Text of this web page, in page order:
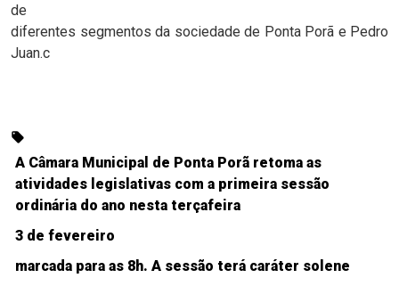
de
diferentes segmentos da sociedade de Ponta Porã e Pedro
Juan.c
A Câmara Municipal de Ponta Porã retoma as
atividades legislativas com a primeira sessão
ordinária do ano nesta terçafeira
3 de fevereiro
marcada para as 8h. A sessão terá caráter solene